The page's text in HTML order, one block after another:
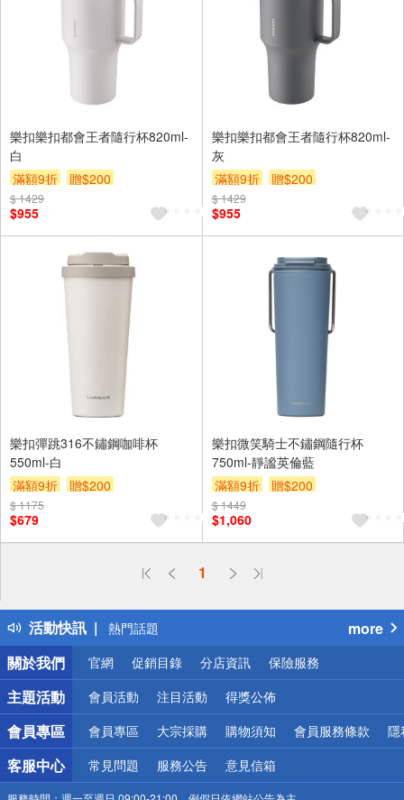
樂扣樂扣都會王者隨行杯820ml-
白
滿額9折
贈$200
$ 1429
$955
樂扣樂扣都會王者隨行杯820ml-
灰
滿額9折
贈$200
$ 1429
$955
樂扣彈跳316不鏽鋼咖啡杯
550ml-白
滿額9折
贈$200
$ 1175
$679
樂扣微笑騎士不鏽鋼隨行杯
750ml-靜謐英倫藍
滿額9折
贈$200
$ 1449
$1,060
1
活動快訊
偏遠地區配送
得獎公告
熱門話題
銀行優惠
偏遠地區配送
詐騙網頁！請小心！
more
關於我們
官網 促銷目錄 分店資訊 保險服務
主題活動 會員活動 注目活動 得獎公佈
會員專區 會員專區 大宗採購 購物須知 會員服務條款 隱
客服中心 常見問題 服務公告 意見信箱